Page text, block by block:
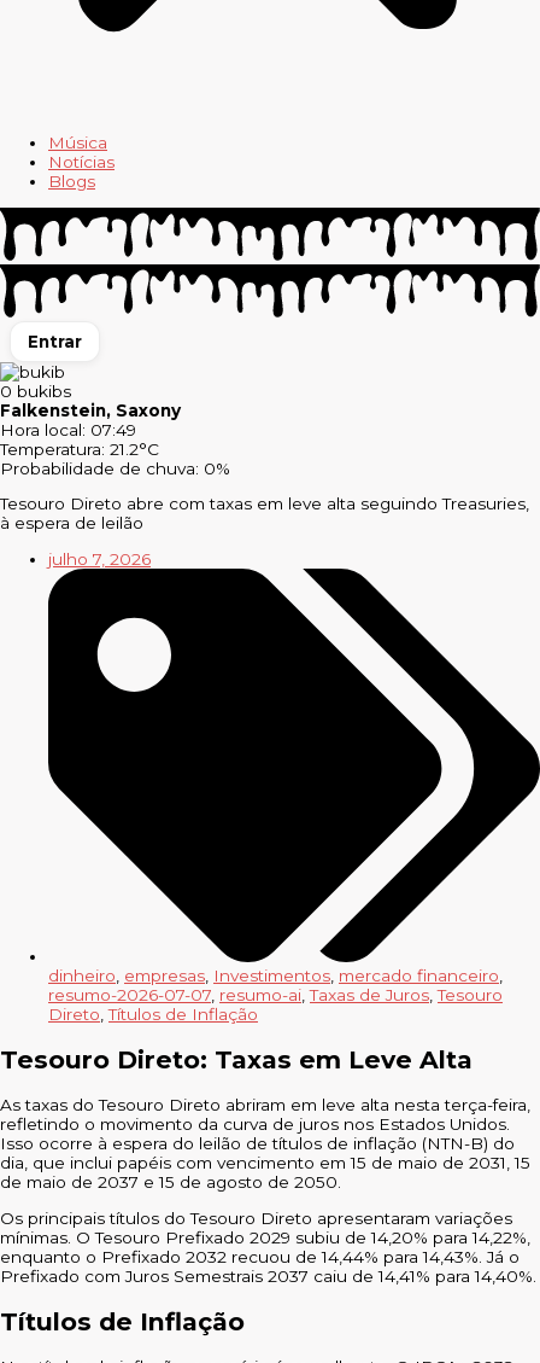
Música
Notícias
Blogs
Entrar
0 bukibs
Falkenstein, Saxony
Hora local: 07:49
Temperatura: 21.2°C
Probabilidade de chuva: 0%
Tesouro Direto abre com taxas em leve alta seguindo Treasuries,
à espera de leilão
julho 7, 2026
dinheiro, empresas, Investimentos, mercado financeiro,
resumo-2026-07-07, resumo-ai,Taxas de Juros,Tesouro
Direto,Títulos de Inflação
Tesouro Direto: Taxas em Leve Alta
As taxas do Tesouro Direto abriram em leve alta nesta terça-feira,
refletindo o movimento da curva de juros nos Estados Unidos.
Isso ocorre à espera do leilão de títulos de inflação (NTN-B) do
dia, que inclui papéis com vencimento em 15 de maio de 2031, 15
de maio de 2037 e 15 de agosto de 2050.
Os principais títulos do Tesouro Direto apresentaram variações
mínimas. O Tesouro Prefixado 2029 subiu de 14,20% para 14,22%,
enquanto o Prefixado 2032 recuou de 14,44% para 14,43%. Já o
Prefixado com Juros Semestrais 2037 caiu de 14,41% para 14,40%.
Títulos de Inflação